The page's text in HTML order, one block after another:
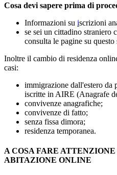
Cosa devi sapere prima di
Informazioni su iscrizioni
se sei un cittadino straniero
consulta le pagine su questo
Inoltre il cambio di residenza
casi:
immigrazione dall'estero da
iscritte in AIRE (Anagrafe
convivenze anagrafiche;
convivenze di fatto;
senza fissa dimora;
residenza temporanea.
A COSA FARE
ABITAZIONE ONLINE